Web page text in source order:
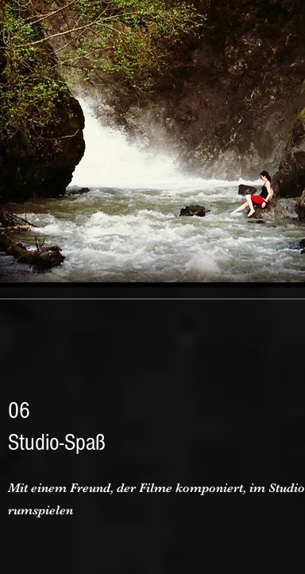
06
Studio-Spaß
Mit einem Freund, der Filme komponiert, im Studio
rumspielen